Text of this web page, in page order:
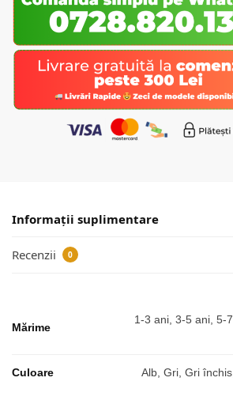
Informații suplimentare
Recenzii 0
Mărime
1-3 ani, 3-5 ani, 5-
Culoare Alb, Gri, Gri